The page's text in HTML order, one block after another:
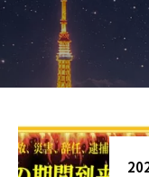
最恐の相性占い
秘伝公開！吉凶カレン
ブログ